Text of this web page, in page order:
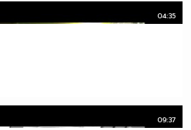
04:35
09:37